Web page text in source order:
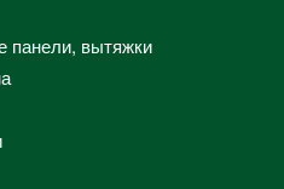
панели, вытяжки